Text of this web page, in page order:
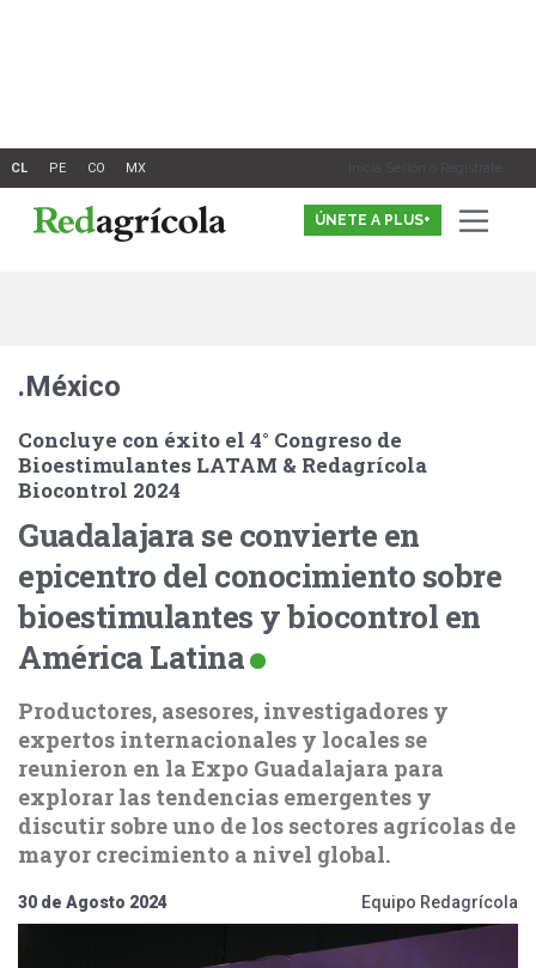
Inicia Sesión o Registrate
ÚNETE A PLUS+
.México
Concluye con éxito el 4° Congreso de
Bioestimulantes LATAM & Redagrícola
Biocontrol 2024
Guadalajara se convierte en
epicentro del conocimiento sobre
bioestimulantes y biocontrol en
América Latina
Productores, asesores, investigadores y
expertos internacionales y locales se
reunieron en la Expo Guadalajara para
explorar las tendencias emergentes y
discutir sobre uno de los sectores agrícolas de
mayor crecimiento a nivel global.
30 de Agosto 2024 Equipo Redagrícola